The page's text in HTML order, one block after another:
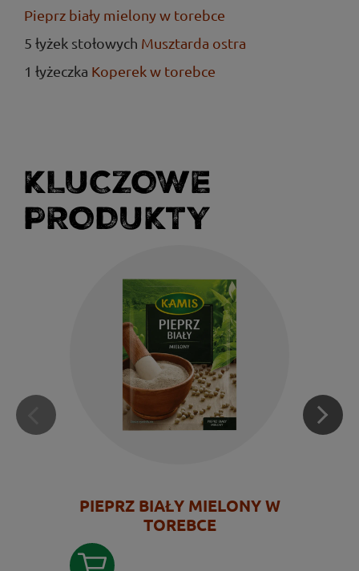
Pieprz biały mielony w torebce
5 łyżek stołowych Musztarda ostra
1 łyżeczka Koperek w torebce
KLUCZOWE
PRODUKTY
PIEPRZ BIAŁY MIELONY W
TOREBCE